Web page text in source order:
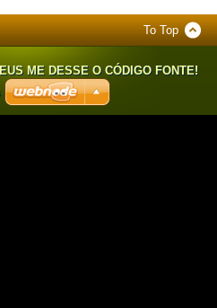
To Top
ME DESSE O CÓDIGO FONTE!